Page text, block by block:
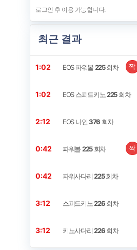
최근 결과
1:02 EOS 파워볼225회차 짝
1:02 EOS 스피드키노225회차
2:12 EOS 나인376 회차
0:42 파워볼225회차 짝
0:42 파워사다리225회차
3:12 스피드키노226회차
3:12 키노사다리226회차